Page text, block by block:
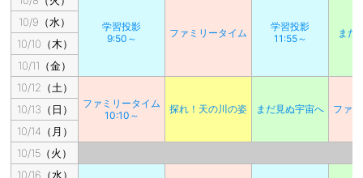
学習投影
9:50～
ファミリータイム
学習投影
11:55～
まだ
10/9（水）
10/10（木）
10/11（金）
10/12（土）
ファミリータイム
10:10～
探れ！天の川の姿 まだ見ぬ宇宙へ ファ
10/13（日）
10/14（月）
10/15（火）
10/16（水）